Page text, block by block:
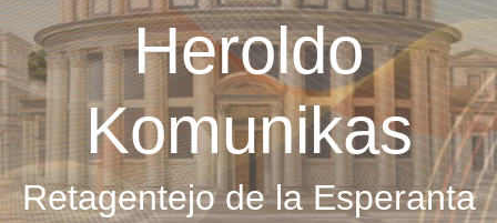
Heroldo
Komunikas
Retagentejo de la Esperanta